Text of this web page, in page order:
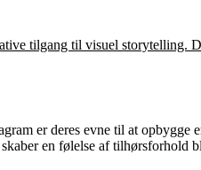
tilgang til visuel storytelling.
er deres evne til at
en følelse af tilhørsforhold